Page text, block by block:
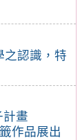
之認識，特
計畫
作品展出